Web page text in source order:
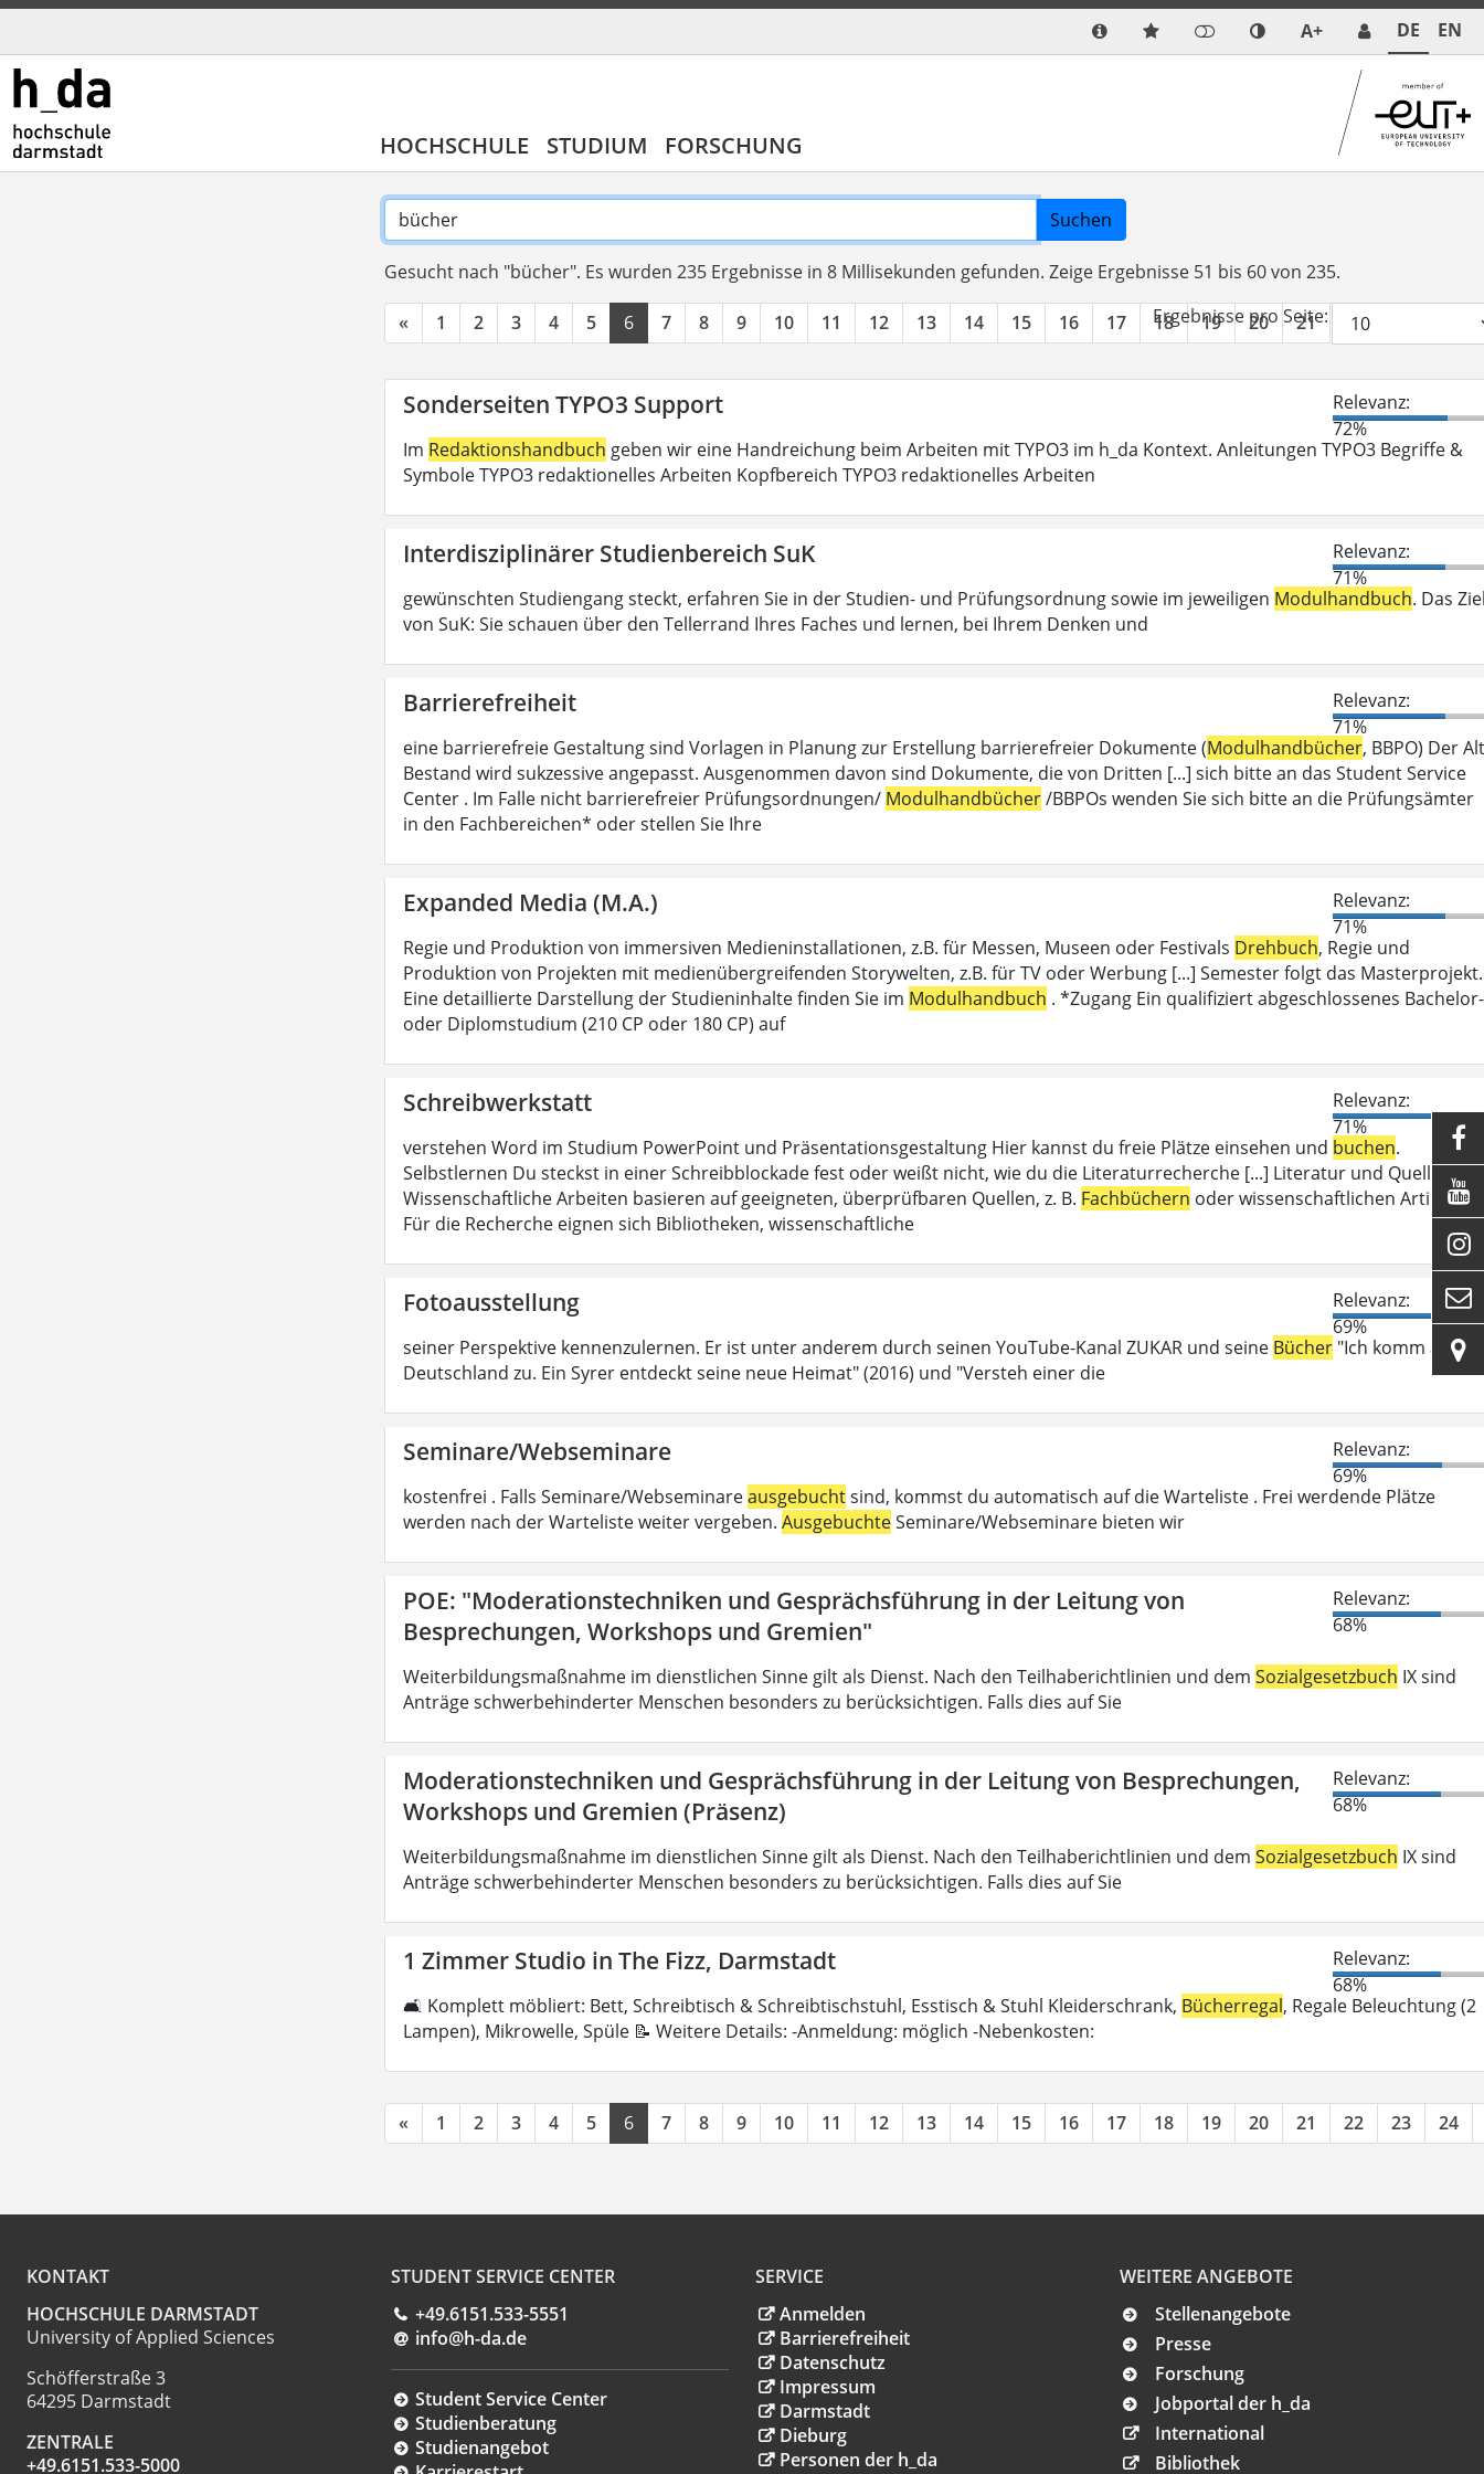
A+ DE EN
HOCHSCHULE STUDIUM FORSCHUNG
Suchen
Gesucht nach "bücher". Es wurden 235 Ergebnisse in 8 Millisekunden gefunden. Zeige Ergebnisse 51 bis 60 von 235.
« 1 2 3 4 5 6 7 8 9 10 11 12 13 14 15 16 17 18 19 20 21 22
Ergebnisse pro Seite:
Sonderseiten TYPO3 Support
Relevanz:
72%
Im Redaktionshandbuch geben wir eine Handreichung beim Arbeiten mit TYPO3 im h_da Kontext. Anleitungen TYPO3 Begriffe &
Symbole TYPO3 redaktionelles Arbeiten Kopfbereich TYPO3 redaktionelles Arbeiten
Interdisziplinärer Studienbereich SuK
Relevanz:
71%
gewünschten Studiengang steckt, erfahren Sie in der Studien- und Prüfungsordnung sowie im jeweiligen Modulhandbuch. Das
von SuK: Sie schauen über den Tellerrand Ihres Faches und lernen, bei Ihrem Denken und
Barrierefreiheit
Relevanz:
71%
eine barrierefreie Gestaltung sind Vorlagen in Planung zur Erstellung barrierefreier Dokumente (Modulhandbücher, BBPO) Der
Bestand wird sukzessive angepasst. Ausgenommen davon sind Dokumente, die von Dritten [...] sich bitte an das Student Service
Center . Im Falle nicht barrierefreier Prüfungsordnungen/ Modulhandbücher/BBPOs wenden Sie sich bitte an die Prüfungsämter
in den Fachbereichen* oder stellen Sie Ihre
Expanded Media (M.A.)
Relevanz:
71%
Regie und Produktion von immersiven Medieninstallationen, z.B. für Messen, Museen oder Festivals Drehbuch, Regie und
Produktion von Projekten mit medienübergreifenden Storywelten, z.B. für TV oder Werbung [...] Semester folgt das Masterprojekt.
Eine detaillierte Darstellung der Studieninhalte finden Sie im Modulhandbuch . *Zugang Ein qualifiziert abgeschlossenes Bachelor-
oder Diplomstudium (210 CP oder 180 CP) auf
Schreibwerkstatt
Relevanz:
71%
verstehen Word im Studium PowerPoint und Präsentationsgestaltung Hier kannst du freie Plätze einsehen und buchen.
Selbstlernen Du steckst in einer Schreibblockade fest oder weißt nicht, wie du die Literaturrecherche [...] Literatur und Quellen
Wissenschaftliche Arbeiten basieren auf geeigneten, überprüfbaren Quellen, z. B. Fachbüchern oder wissenschaftlichen Artikeln.
Für die Recherche eignen sich Bibliotheken, wissenschaftliche
Fotoausstellung
Relevanz:
69%
seiner Perspektive kennenzulernen. Er ist unter anderem durch seinen YouTube-Kanal ZUKAR und seine Bücher "Ich komm auf
Deutschland zu. Ein Syrer entdeckt seine neue Heimat" (2016) und "Versteh einer die
Seminare/Webseminare
Relevanz:
69%
kostenfrei . Falls Seminare/Webseminareausgebuchtsind, kommst du automatisch auf die Warteliste . Frei werdende Plätze
werden nach der Warteliste weiter vergeben. AusgebuchteSeminare/Webseminare bieten wir
POE: "Moderationstechniken und Gesprächsführung in der Leitung von
Besprechungen, Workshops und Gremien"
Relevanz:
68%
Weiterbildungsmaßnahme im dienstlichen Sinne gilt als Dienst. Nach den Teilhaberichtlinien und dem Sozialgesetzbuch IX sind
Anträge schwerbehinderter Menschen besonders zu berücksichtigen. Falls dies auf Sie
Moderationstechniken und Gesprächsführung in der Leitung von Besprechungen,
Workshops und Gremien (Präsenz)
Relevanz:
68%
Weiterbildungsmaßnahme im dienstlichen Sinne gilt als Dienst. Nach den Teilhaberichtlinien und dem Sozialgesetzbuch IX sind
Anträge schwerbehinderter Menschen besonders zu berücksichtigen. Falls dies auf Sie
1 Zimmer Studio in The Fizz, Darmstadt
Relevanz:
68%
🛋 Komplett möbliert: Bett, Schreibtisch & Schreibtischstuhl, Esstisch & Stuhl Kleiderschrank, Bücherregal, Regale Beleuchtung (2
Lampen), Mikrowelle, Spüle 📝 Weitere Details: -Anmeldung: möglich -Nebenkosten:
« 1 2 3 4 5 6 7 8 9 10 11 12 13 14 15 16 17 18 19 20 21 22 23 24
KONTAKT
HOCHSCHULE DARMSTADT
University of Applied Sciences
Schöfferstraße 3
64295 Darmstadt
ZENTRALE
+49.6151.533-5000
STUDENT SERVICE CENTER
+49.6151.533-5551
info@h-da.de
Student Service Center
Studienberatung
Studienangebot
SERVICE
Anmelden
Barrierefreiheit
Datenschutz
Impressum
Darmstadt
Dieburg
Personen der h_da
WEITERE ANGEBOTE
Stellenangebote
Presse
Forschung
Jobportal der h_da
International
Bibliothek




